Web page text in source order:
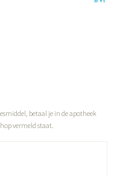
betaal je in de apotheek
vermeld staat.